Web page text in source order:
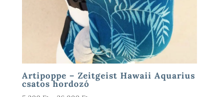
Artipoppe – Zeitgeist Hawaii Aquarius
csatos hordozó